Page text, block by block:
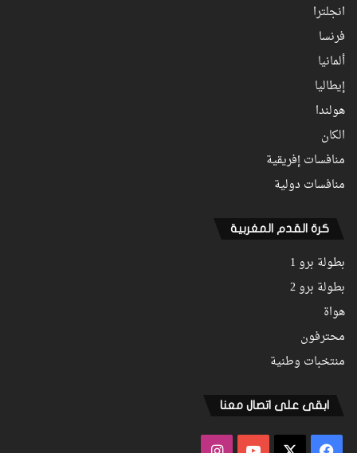
انجلترا
فرنسا
ألمانيا
إيطاليا
هولندا
الكان
منافسات إفريقية
منافسات دولية
كرة القدم المغربية
بطولة برو 1
بطولة برو 2
هواة
محترفون
منتخبات وطنية
ابقى على اتصال معنا